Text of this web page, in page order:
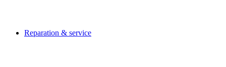
Reparation & service